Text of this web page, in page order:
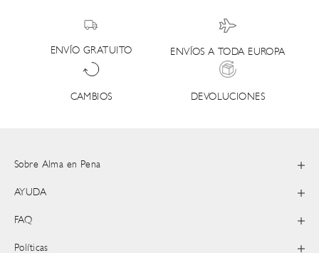
ENVÍO GRATUITO ENVÍOS A TODA EUROPA
CAMBIOS DEVOLUCIONES
Sobre Alma en Pena
AYUDA
FAQ
Políticas